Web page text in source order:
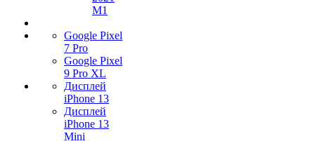
M1
Google Pixel
7 Pro
Google Pixel
9 Pro XL
Дисплей
iPhone 13
Дисплей
iPhone 13
Mini